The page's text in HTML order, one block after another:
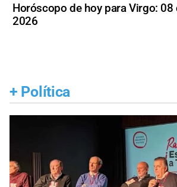
Horóscopo de hoy para Virgo: 08
2026
+ Política